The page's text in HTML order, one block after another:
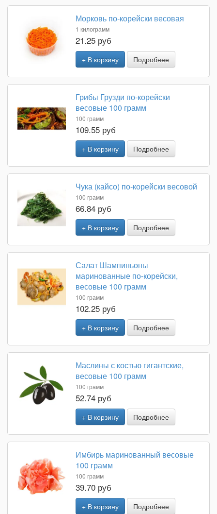
Морковь по-корейски весовая
1 килограмм
21.25 руб
+ В корзину Подробнее
Грибы Грузди по-корейски
весовые 100 грамм
100 грамм
109.55 руб
+ В корзину Подробнее
Чука (кайсо) по-корейски весовой
100 грамм
66.84 руб
+ В корзину Подробнее
Салат Шампиньоны
маринованные по-корейски,
весовые 100 грамм
100 грамм
102.25 руб
+ В корзину Подробнее
Маслины с костью гигантские,
весовые 100 грамм
100 грамм
52.74 руб
+ В корзину Подробнее
Имбирь маринованный весовые
100 грамм
100 грамм
39.70 руб
+ В корзину Подробнее